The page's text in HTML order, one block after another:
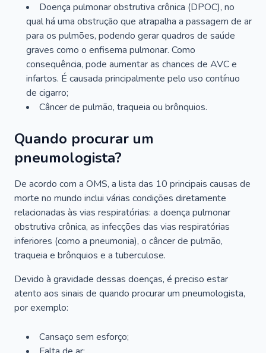
Doença pulmonar obstrutiva crônica (DPOC), no
qual há uma obstrução que atrapalha a passagem de ar
para os pulmões, podendo gerar quadros de saúde
graves como o enfisema pulmonar. Como
consequência, pode aumentar as chances de AVC e
infartos. É causada principalmente pelo uso contínuo
de cigarro;
Câncer de pulmão, traqueia ou brônquios.
Quando procurar um
pneumologista?
De acordo com a OMS, a lista das 10 principais causas de
morte no mundo inclui várias condições diretamente
relacionadas às vias respiratórias: a doença pulmonar
obstrutiva crônica, as infecções das vias respiratórias
inferiores (como a pneumonia), o câncer de pulmão,
traqueia e brônquios e a tuberculose.
Devido à gravidade dessas doenças, é preciso estar
atento aos sinais de quando procurar um pneumologista,
por exemplo:
Cansaço sem esforço;